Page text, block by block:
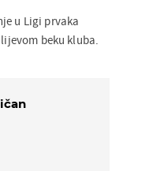
u Ligi prvaka
beku kluba.